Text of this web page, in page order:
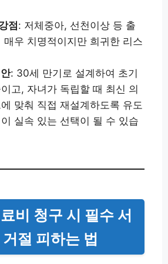
점: 저체중아, 선천이상 등 출
매우 치명적이지만 희귀한 리스
: 30세 만기로 설계하여 초기
고, 자녀가 독립할 때 최신 의
맞춰 직접 재설계하도록 유도
실속 있는 선택이 될 수 있습
비 청구 시 필수 서
절 피하는 법